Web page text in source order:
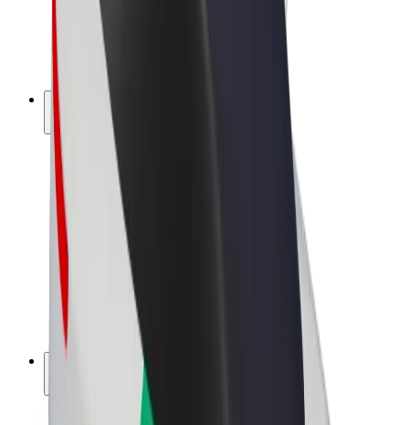
Bolt for Business
El-sykler
Bolt Pluss
Tjen med Bolt
Sjåfører
Sjåførinntekter
Leveringsbud
Inntekter for leveringsbud
Bolt Food-partnere
Franchiser